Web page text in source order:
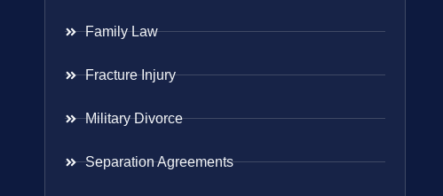
Family Law
Fracture Injury
Military Divorce
Separation Agreements